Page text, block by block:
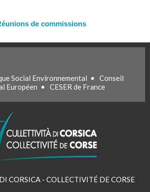
de commissions
Social Environnemental • Conseil
Européen • CESER de France
CORSICA - COLLECTIVITÉ DE CORSE